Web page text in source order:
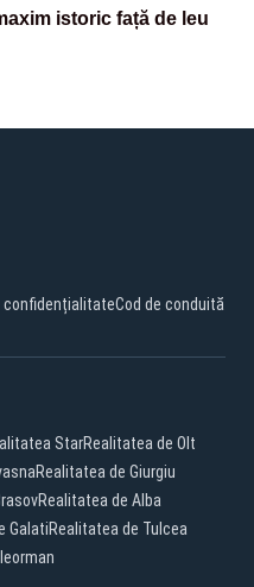
istoric față de leu
confidențialitateCod de conduită
StarRealitatea de Olt
Realitatea de Giurgiu
Realitatea de Alba
GalatiRealitatea de Tulcea